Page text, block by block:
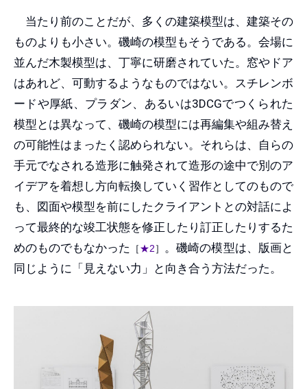
当たり前のことだが、多くの建築模型は、建築その
ものよりも小さい。磯崎の模型もそうである。会場に
並んだ木製模型は、丁寧に研磨されていた。窓やドア
はあれど、可動するようなものではない。スチレンボ
ードや厚紙、プラダン、あるいは3DCGでつくられた
模型とは異なって、磯崎の模型には再編集や組み替え
の可能性はまったく認められない。それらは、自らの
手元でなされる造形に触発されて造形の途中で別のア
イデアを着想し方向転換していく習作としてのもので
も、図面や模型を前にしたクライアントとの対話によ
って最終的な竣工状態を修正したり訂正したりするた
めのものでもなかった
［ ★2 ］
。磯崎の模型は、版画と
同じように「見えない力」と向き合う方法だった。